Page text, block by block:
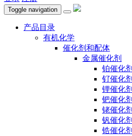
Toggle navigation
产品目录
有机化学
催化剂和配体
金属催化剂
铂催化剂
钌催化剂
锂催化剂
钯催化剂
铑催化剂
钒催化剂
锆催化剂